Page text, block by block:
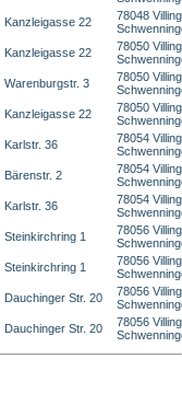
Kanzleigasse 22
78048
Kanzleigasse 22
78050
Warenburgstr. 3
78050
Kanzleigasse 22
78050
Karlstr. 36
78054
Bärenstr. 2
78054
Karlstr. 36
78054
Steinkirchring 1
78056
Steinkirchring 1
78056
Dauchinger Str. 20
78056
Dauchinger Str. 20
78056